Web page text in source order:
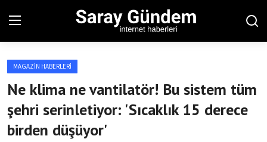
Ana Sayfa
Bölgesel
Son Dakika
MAGAZIN HABERLERI
Ne klima ne vantilatör! Bu sistem tüm
şehri serinletiyor: 'Sıcaklık 15 derece
birden düşüyor'